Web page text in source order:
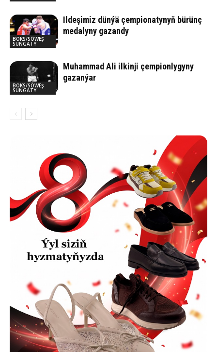
BOKS/SÖWEŞ
SUNGATY
Ildeşimiz dünýä çempionatynyň bürünç
medalyny gazandy
BOKS/SÖWEŞ
SUNGATY
Muhammad Ali ilkinji çempionlygyny
gazanýar